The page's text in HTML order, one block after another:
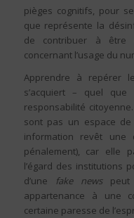
pièges cognitifs, pour
que représente la
de contribuer à être
concernant l’usage du
Apprendre à repérer
s’acquiert – quel
responsabilité
sont pas un espace
information revêt une
pénalement), car elle
l’égard des institutions
d’une
fake newspeut
appartenance à une
certaine paresse de